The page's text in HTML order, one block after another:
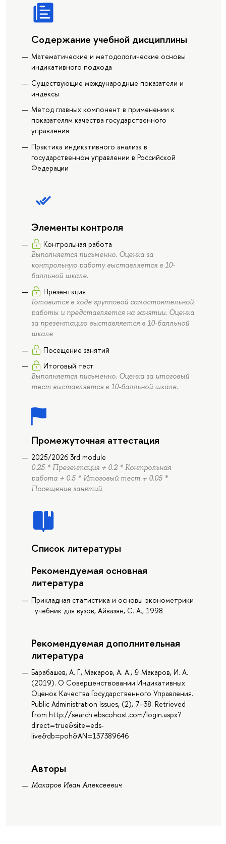
Содержание учебной дисциплины
Математические и методологические основы
индикативного подхода
Существующие международные показатели и
индексы
Метод главных компонент в применении к
показателям качества государственного
управления
Практика индикативного анализа в
государственном управлении в Российской
Федерации
Элементы контроля
Контрольная работа
Выполняется письменно. Оценка за
контрольную работу выставляется в 10-
балльной шкале.
Презентация
Готовится в ходе групповой самостоятельной
работы и представляется на занятии. Оценка
за презентацию выставляется в 10-балльной
шкале
Посещение занятий
Итоговый тест
Выполняется письменно. Оценка за итоговый
тест выставляется в 10-балльной шкале.
Промежуточная аттестация
2025/2026 3rd module
0.25 * Презентация + 0.2 * Контрольная
работа + 0.5 * Итоговый тест + 0.05 *
Посещение занятий
Список литературы
Рекомендуемая основная
литература
Прикладная статистика и основы эконометрики
: учебник для вузов, Айвазян, С. А., 1998
Рекомендуемая дополнительная
литература
Барабашев, А. Г., Макаров, А. А., & Макаров, И. А.
(2019). О Совершенствовании Индикативных
Оценок Качества Государственного Управления.
Public Administration Issues, (2), 7–38. Retrieved
from http://search.ebscohost.com/login.aspx?
direct=true&site=eds-
live&db=poh&AN=137389646
Авторы
Макаров Иван Алексеевич